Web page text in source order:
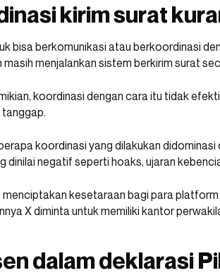
kirim surat
bisa berkomunikasi atau berkoordinasi
masih menjalankan sistem berkirim surat
koordinasi dengan cara itu tidak
koordinasi yang dilakukan
dinilai negatif seperti hoaks, ujaran
kesetaraan bagi para platform
X diminta untuk memiliki kantor
dalam deklarasi